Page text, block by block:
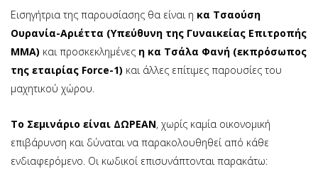
Εισηγήτρια της παρουσίασης θα είναι η κα Τσαούση
Ουρανία-Αριέττα (Υπεύθυνη της Γυναικείας Επιτροπής
ΜΜΑ) και προσκεκλημένες η κα Τσάλα Φανή (εκπρόσωπος
της εταιρίας Force-1) και άλλες επίτιμες παρουσίες του
μαχητικού χώρου.
Το Σεμινάριο είναι ΔΩΡΕΑΝ, χωρίς καμία οικονομική
επιβάρυνση και δύναται να παρακολουθηθεί από κάθε
ενδιαφερόμενο. Οι κωδικοί επισυνάπτονται παρακάτω: